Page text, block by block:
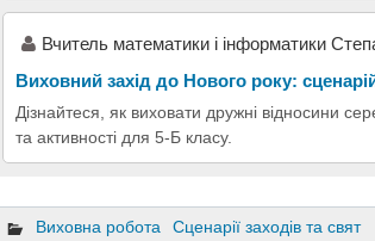
Вчитель математики і інформатики
Виховний захід до Нового року:
Дізнайтеся, як виховати дружні відносини
та активності для 5-Б класу.
Виховна робота Сценарії заходів та свят